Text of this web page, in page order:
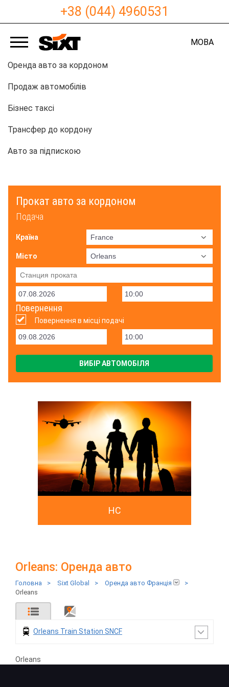
+38 (044) 4960531
МОВА
Оренда авто за кордоном
Продаж автомобілів
Бізнес таксі
Трансфер до кордону
Авто за підпискою
Прокат авто за кордоном
Подача
Країна
Місто
Повернення
Повернення в місці подачі
ВИБІР АВТОМОБІЛЯ
HC
Orleans: Оренда авто
Головна > Sixt Global > Оренда авто Франція
>
Orleans
Orleans Train Station SNCF
Orleans